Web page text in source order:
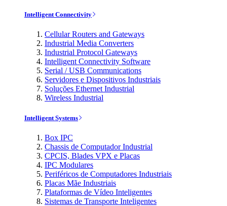
Intelligent Connectivity
Cellular Routers and Gateways
Industrial Media Converters
Industrial Protocol Gateways
Intelligent Connectivity Software
Serial / USB Communications
Servidores e Dispositivos Industriais
Soluções Ethernet Industrial
Wireless Industrial
Intelligent Systems
Box IPC
Chassis de Computador Industrial
CPCIS, Blades VPX e Placas
IPC Modulares
Periféricos de Computadores Industriais
Placas Mãe Industriais
Plataformas de Vídeo Inteligentes
Sistemas de Transporte Inteligentes